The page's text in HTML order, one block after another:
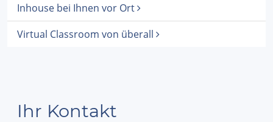
Inhouse bei Ihnen vor Ort
Virtual Classroom von überall
Ihr Kontakt